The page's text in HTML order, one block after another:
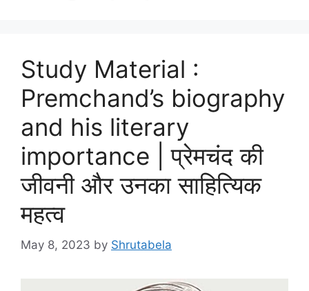
Study Material :
Premchand’s biography
and his literary
importance | प्रेमचंद की
जीवनी और उनका साहित्यिक
महत्व
May 8, 2023 by Shrutabela